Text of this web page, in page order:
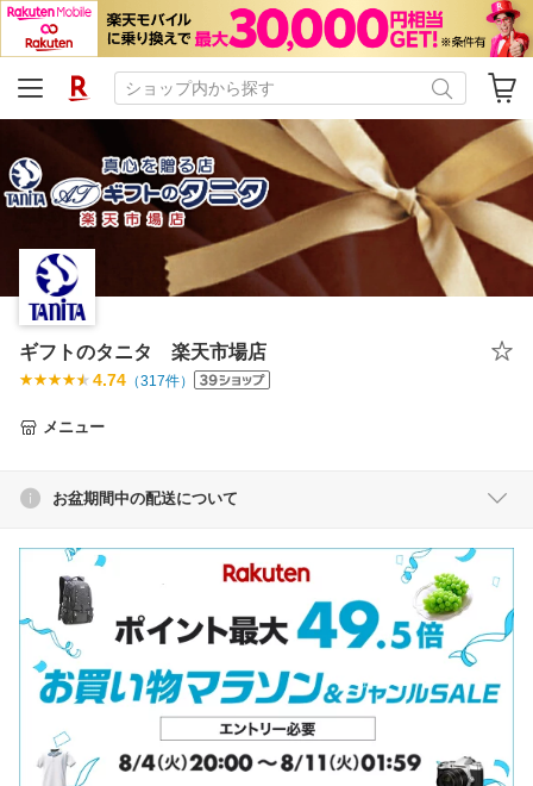
ギフトのタニタ 楽天市場店
4.74 （317件）
メニュー
お盆期間中の配送について